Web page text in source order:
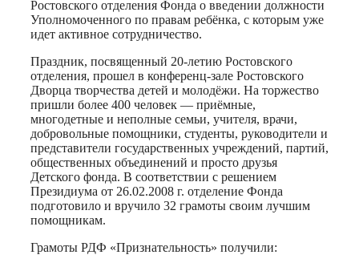
Ростовского отделения Фонда о введении должности
Уполномоченного по правам ребёнка, с которым уже
идет активное сотрудничество.
Праздник, посвященный 20-летию Ростовского
отделения, прошел в конференц-зале Ростовского
Дворца творчества детей и молодёжи. На торжество
пришли более 400 человек — приёмные,
многодетные и неполные семьи, учителя, врачи,
добровольные помощники, студенты, руководители и
представители государственных учреждений, партий,
общественных объединений и просто друзья
Детского фонда. В соответствии с решением
Президиума от 26.02.2008 г. отделение Фонда
подготовило и вручило 32 грамоты своим лучшим
помощникам.
Грамоты РДФ «Признательность» получили: